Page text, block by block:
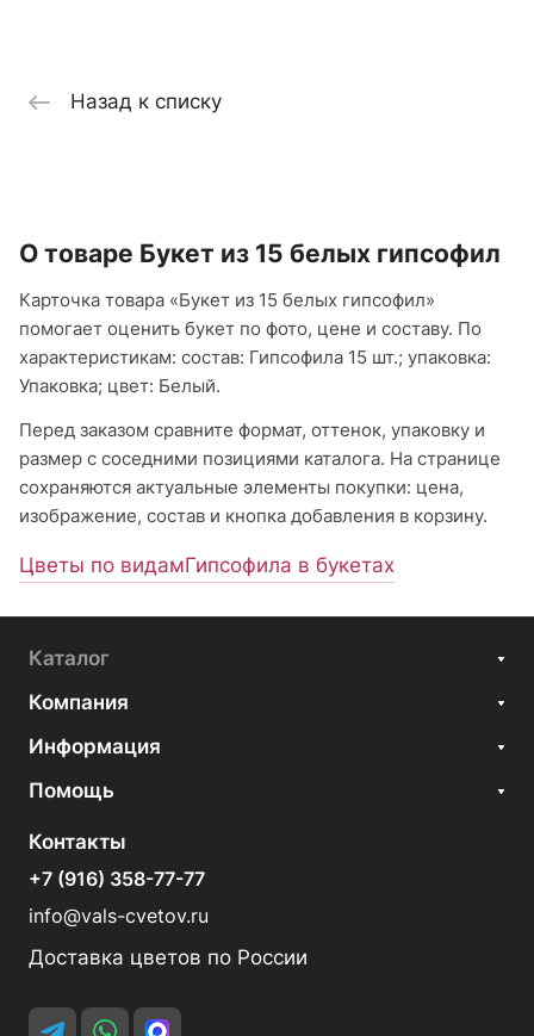
Назад к списку
О товаре Букет из 15 белых гипсофил
Карточка товара «Букет из 15 белых гипсофил»
помогает оценить букет по фото, цене и составу. По
характеристикам: состав: Гипсофила 15 шт.; упаковка:
Упаковка; цвет: Белый.
Перед заказом сравните формат, оттенок, упаковку и
размер с соседними позициями каталога. На странице
сохраняются актуальные элементы покупки: цена,
изображение, состав и кнопка добавления в корзину.
Цветы по видамГипсофила в букетах
Каталог
Компания
Информация
Помощь
Контакты
+7 (916) 358-77-77
info@vals-cvetov.ru
Доставка цветов по России